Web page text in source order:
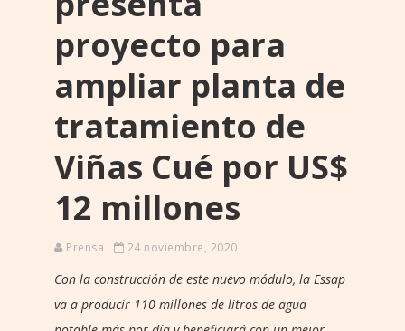
proyecto para
ampliar planta de
tratamiento de
Viñas Cué por US$
12 millones
Prensa 24 noviembre, 2020
Con la construcción de este nuevo módulo, la Essap
va a producir 110 millones de litros de agua